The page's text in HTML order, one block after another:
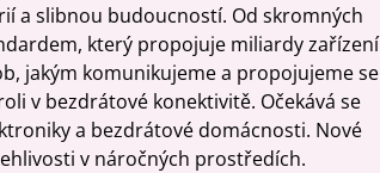
a slibnou budoucností. Od skromných
který propojuje miliardy zařízení
jakým komunikujeme a propojujeme se
v bezdrátové konektivitě. Očekává se
a bezdrátové domácnosti. Nové
v náročných prostředích.